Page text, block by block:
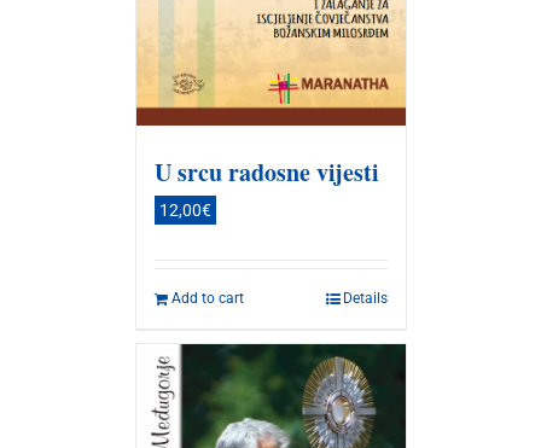
U srcu radosne vijesti
12,00€
Add to cart Details